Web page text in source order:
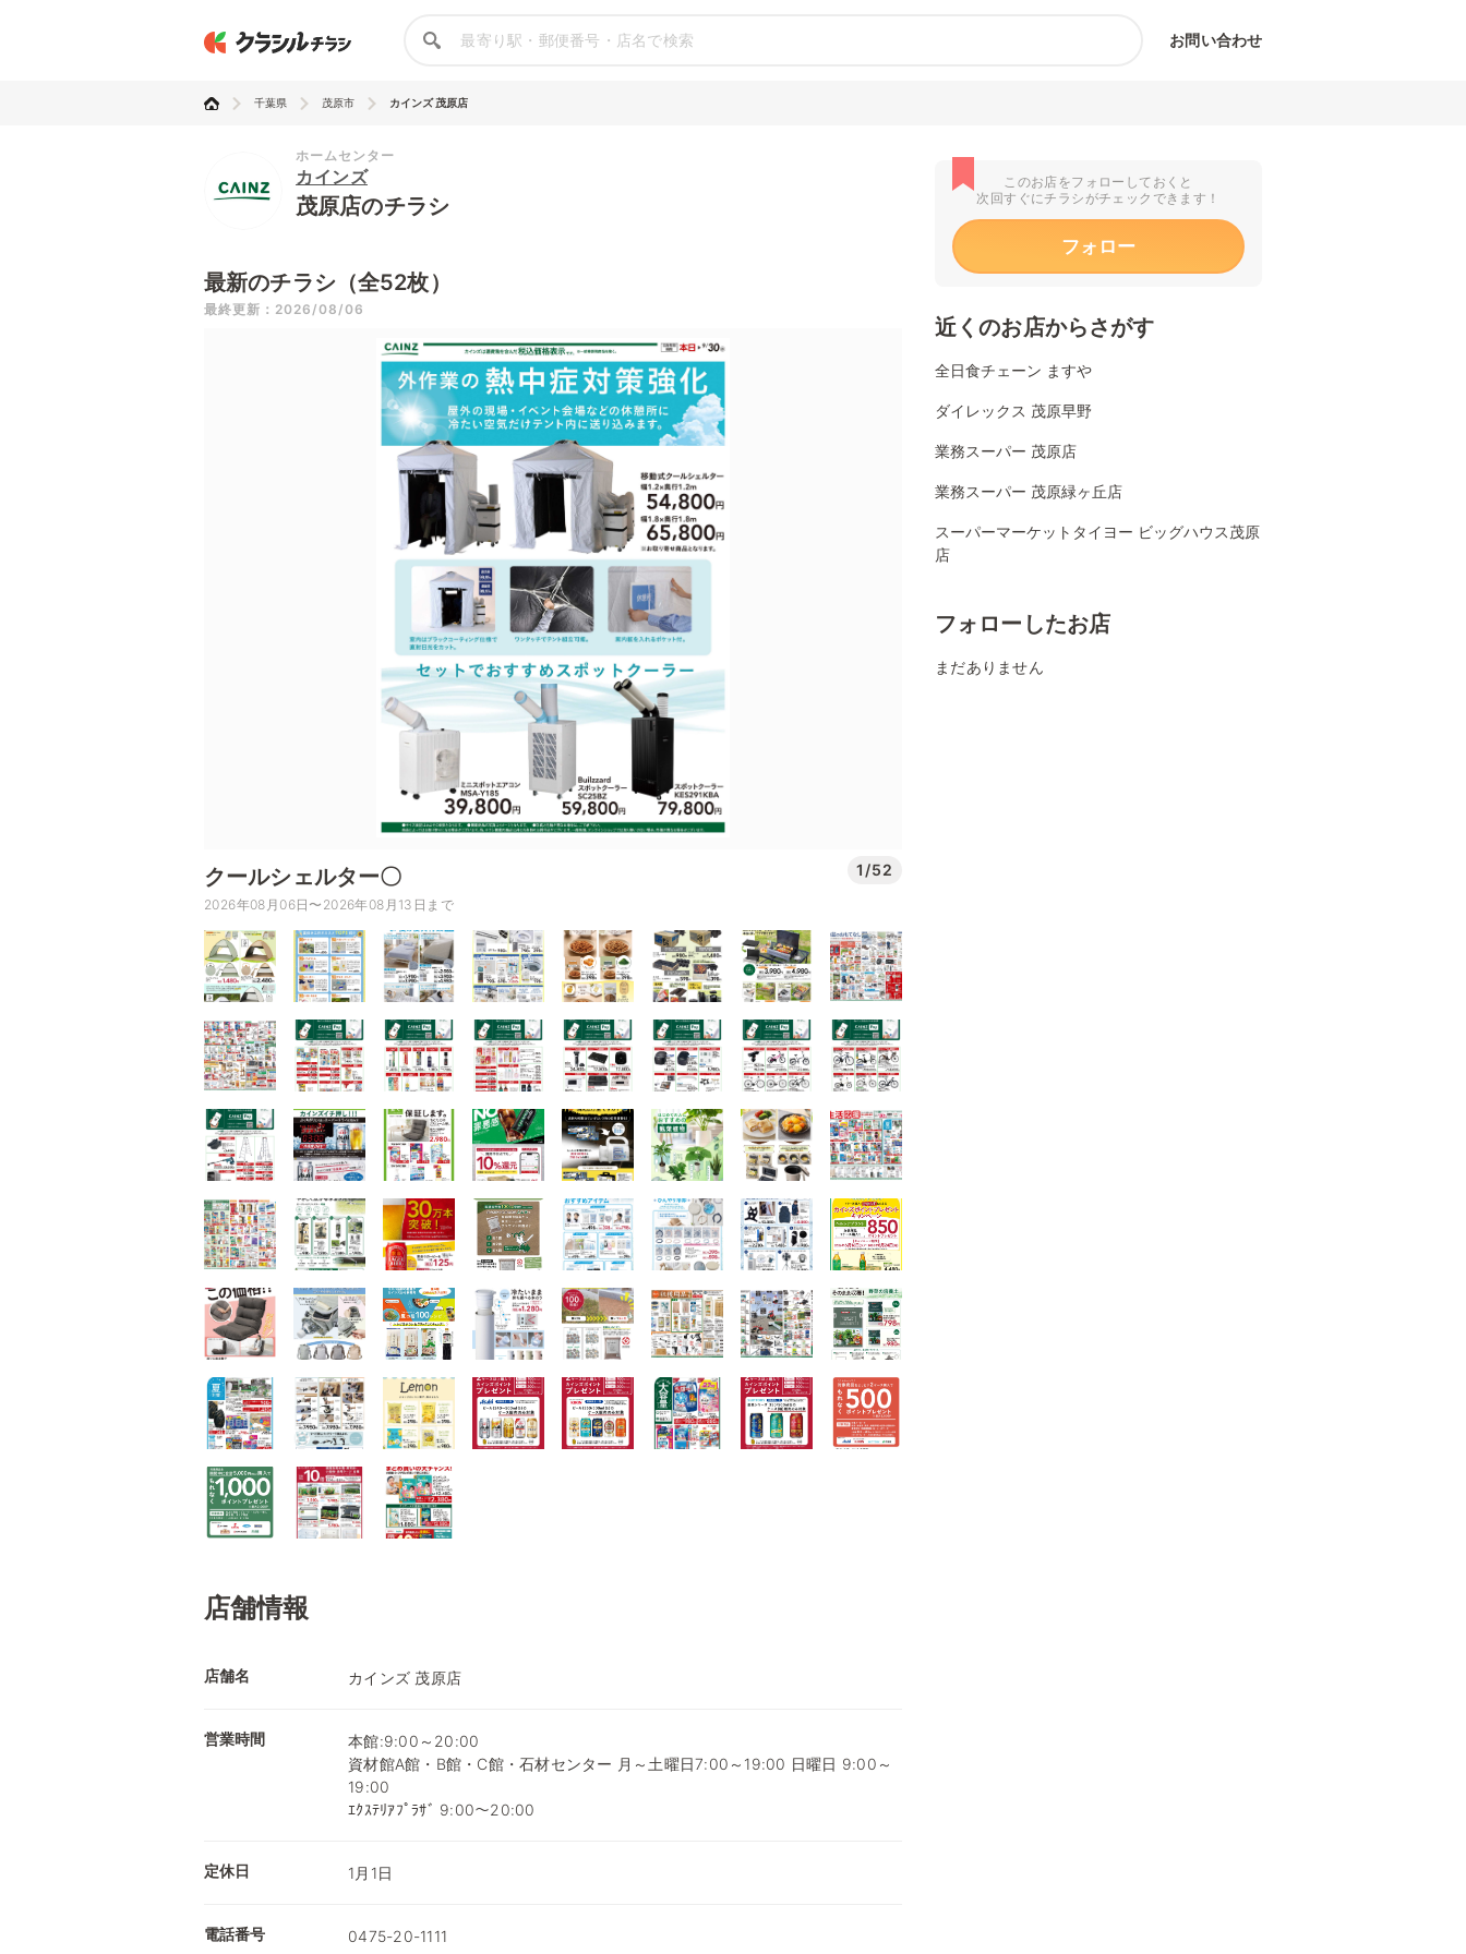
お問い合わせ
千葉県 茂原市 カインズ 茂原店
ホームセンター
カインズ
茂原店のチラシ
最新のチラシ（全52枚）
最終更新：2026/08/06
クールシェルター〇 1/52
2026年08月06日〜2026年08月13日まで
店舗情報
店舗名 カインズ 茂原店
営業時間
本館:9:00～20:00
資材館A館・B館・C館・石材センター 月～土曜日7:00～19:00 日曜日 9:00～
19:00
ｴｸｽﾃﾘｱﾌﾟﾗｻﾞ 9:00～20:00
定休日 1月1日
電話番号 0475-20-1111
このお店をフォローしておくと
次回すぐにチラシがチェックできます！
フォロー
近くのお店からさがす
全日食チェーン ますや
ダイレックス 茂原早野
業務スーパー 茂原店
業務スーパー 茂原緑ヶ丘店
スーパーマーケットタイヨー ビッグハウス茂原
店
フォローしたお店
まだありません